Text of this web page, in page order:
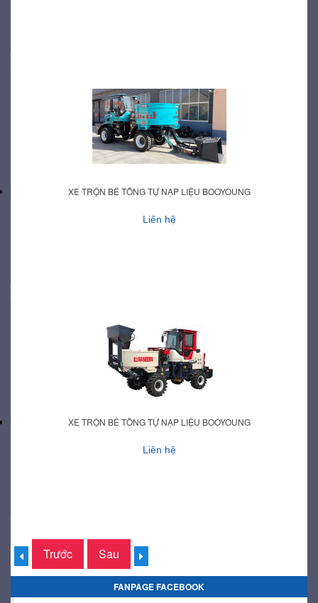
XE TRỘN BÊ TÔNG TỰ NẠP LIỆU BOOYOUNG
Liên hệ
XE TRỘN BÊ TÔNG TỰ NẠP LIỆU BOOYOUNG
Liên hệ
Trước Sau
FANPAGE FACEBOOK